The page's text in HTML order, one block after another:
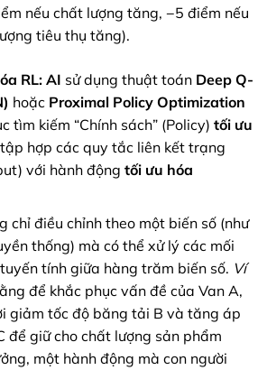
nếu chất lượng tăng, −5 điểm nếu
tiêu thụ tăng).
RL: AI sử dụng thuật toán Deep Q-
hoặc Proximal Policy Optimization
tìm kiếm “Chính sách” (Policy) tối ưu
hợp các quy tắc liên kết trạng
với hành động tối ưu hóa
chỉ điều chỉnh theo một biến số (như
thống) mà có thể xử lý các mối
tính giữa hàng trăm biến số. Ví
để khắc phục vấn đề của Van A,
giảm tốc độ băng tải B và tăng áp
để giữ cho chất lượng sản phẩm
một hành động mà con người